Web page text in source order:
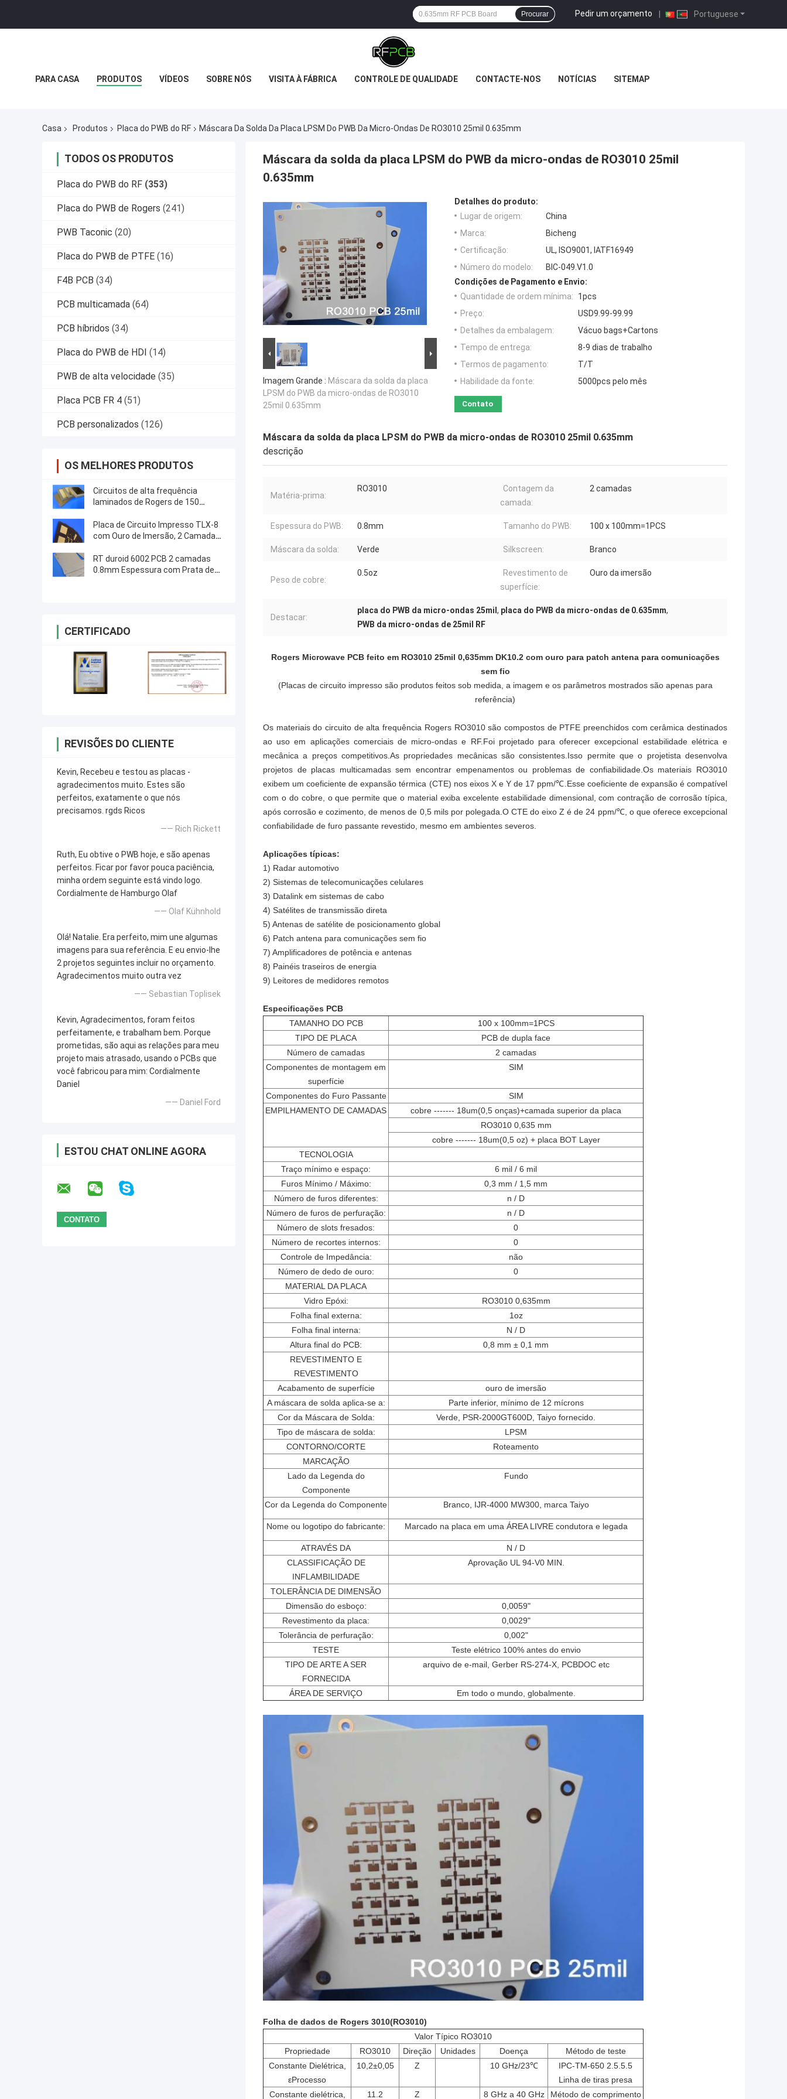
Portuguese
Pedir um orçamento |
Procurar
PARA CASA PRODUTOS VÍDEOS SOBRE NÓS VISITA À FÁBRICA CONTROLE DE QUALIDADE CONTACTE-NOS NOTÍCIAS SITEMAP
Casa Produtos Placa do PWB do RF Máscara Da Solda Da Placa LPSM Do PWB Da Micro-Ondas De RO3010 25mil 0.635mm
TODOS OS PRODUTOS
Placa do PWB do RF (353)
Placa do PWB de Rogers (241)
PWB Taconic (20)
Placa do PWB de PTFE (16)
F4B PCB (34)
PCB multicamada (64)
PCB híbridos (34)
Placa do PWB de HDI (14)
PWB de alta velocidade (35)
Placa PCB FR 4 (51)
PCB personalizados (126)
OS MELHORES PRODUTOS
Circuitos de alta frequência
laminados de Rogers de 150
Placa de Circuito Impresso TLX-8
com Ouro de Imersão, 2 Camadas,
RT duroid 6002 PCB 2 camadas
0.8mm Espessura com Prata de
CERTIFICADO
REVISÕES DO CLIENTE
Kevin, Recebeu e testou as placas -
agradecimentos muito. Estes são
perfeitos, exatamente o que nós
precisamos. rgds Ricos
—— Rich Rickett
Ruth, Eu obtive o PWB hoje, e são apenas
perfeitos. Ficar por favor pouca paciência,
minha ordem seguinte está vindo logo.
Cordialmente de Hamburgo Olaf
—— Olaf Kühnhold
Olá! Natalie. Era perfeito, mim une algumas
imagens para sua referência. E eu envio-lhe
2 projetos seguintes incluir no orçamento.
Agradecimentos muito outra vez
—— Sebastian Toplisek
Kevin, Agradecimentos, foram feitos
perfeitamente, e trabalham bem. Porque
prometidas, são aqui as relações para meu
projeto mais atrasado, usando o PCBs que
você fabricou para mim: Cordialmente
Daniel
—— Daniel Ford
ESTOU CHAT ONLINE AGORA
Máscara da solda da placa LPSM do PWB da micro-ondas de RO3010 25mil
0.635mm
Imagem Grande : Máscara da solda da placa
LPSM do PWB da micro-ondas de RO3010
25mil 0.635mm
Detalhes do produto:
Lugar de origem:
China
Marca:
Bicheng
Certificação:
UL, ISO9001, IATF16949
Número do modelo:
BIC-049.V1.0
Condições de Pagamento e Envio:
Quantidade de ordem mínima:
1pcs
Preço:
USD9.99-99.99
Detalhes da embalagem:
Vácuo bags+Cartons
Tempo de entrega:
8-9 dias de trabalho
Termos de pagamento:
T/T
Habilidade da fonte:
5000pcs pelo mês
Contato
Máscara da solda da placa LPSM do PWB da micro-ondas de RO3010 25mil 0.635mm
descrição
Matéria-prima:
RO3010
Contagem da
camada:
2 camadas
Espessura do PWB: 0.8mm Tamanho do PWB: 100 x 100mm=1PCS
Máscara da solda: Verde Silkscreen: Branco
Peso de cobre:
0.5oz
Revestimento de
superfície:
Ouro da imersão
Destacar:
placa do PWB da micro-ondas 25mil , placa do PWB da micro-ondas de 0.635mm,
PWB da micro-ondas de 25mil RF
Rogers Microwave PCB feito em RO3010 25mil 0,635mm DK10.2 com ouro para patch antena para comunicações
sem fio
(Placas de circuito impresso são produtos feitos sob medida, a imagem e os parâmetros mostrados são apenas para
referência)
Os materiais do circuito de alta frequência Rogers RO3010 são compostos de PTFE preenchidos com cerâmica destinados
ao uso em aplicações comerciais de micro-ondas e RF.Foi projetado para oferecer excepcional estabilidade elétrica e
mecânica a preços competitivos.As propriedades mecânicas são consistentes.Isso permite que o projetista desenvolva
projetos de placas multicamadas sem encontrar empenamentos ou problemas de confiabilidade.Os materiais RO3010
exibem um coeficiente de expansão térmica (CTE) nos eixos X e Y de 17 ppm/℃.Esse coeficiente de expansão é compatível
com o do cobre, o que permite que o material exiba excelente estabilidade dimensional, com contração de corrosão típica,
após corrosão e cozimento, de menos de 0,5 mils por polegada.O CTE do eixo Z é de 24 ppm/℃, o que oferece excepcional
confiabilidade de furo passante revestido, mesmo em ambientes severos.
Aplicações típicas:
1) Radar automotivo
2) Sistemas de telecomunicações celulares
3) Datalink em sistemas de cabo
4) Satélites de transmissão direta
5) Antenas de satélite de posicionamento global
6) Patch antena para comunicações sem fio
7) Amplificadores de potência e antenas
8) Painéis traseiros de energia
9) Leitores de medidores remotos
Especificações PCB
TAMANHO DO PCB
100 x 100mm=1PCS
TIPO DE PLACA
PCB de dupla face
Número de camadas
2 camadas
Componentes de montagem em
superfície
SIM
Componentes do Furo Passante
SIM
EMPILHAMENTO DE CAMADAS
cobre ------- 18um(0,5 onças)+camada superior da placa
RO3010 0,635 mm
cobre ------- 18um(0,5 oz) + placa BOT Layer
TECNOLOGIA
Traço mínimo e espaço:
6 mil / 6 mil
Furos Mínimo / Máximo:
0,3 mm / 1,5 mm
Número de furos diferentes:
n / D
Número de furos de perfuração:
n / D
Número de slots fresados:
0
Número de recortes internos:
0
Controle de Impedância:
não
Número de dedo de ouro:
0
MATERIAL DA PLACA
Vidro Epóxi:
RO3010 0,635mm
Folha final externa:
1oz
Folha final interna:
N / D
Altura final do PCB:
0,8 mm ± 0,1 mm
REVESTIMENTO E
REVESTIMENTO
Acabamento de superfície
ouro de imersão
A máscara de solda aplica-se a:
Parte inferior, mínimo de 12 mícrons
Cor da Máscara de Solda:
Verde, PSR-2000GT600D, Taiyo fornecido.
Tipo de máscara de solda:
LPSM
CONTORNO/CORTE
Roteamento
MARCAÇÃO
Lado da Legenda do
Componente
Fundo
Cor da Legenda do Componente Branco, IJR-4000 MW300, marca Taiyo
Nome ou logotipo do fabricante: Marcado na placa em uma ÁREA LIVRE condutora e legada
ATRAVÉS DA
N / D
CLASSIFICAÇÃO DE
INFLAMBILIDADE
Aprovação UL 94-V0 MIN.
TOLERÂNCIA DE DIMENSÃO
Dimensão do esboço:
0,0059"
Revestimento da placa:
0,0029"
Tolerância de perfuração:
0,002"
TESTE
Teste elétrico 100% antes do envio
TIPO DE ARTE A SER
FORNECIDA
arquivo de e-mail, Gerber RS-274-X, PCBDOC etc
ÁREA DE SERVIÇO Em todo o mundo, globalmente.
Folha de dados de Rogers 3010(RO3010)
Valor Típico RO3010
Propriedade
RO3010 Direção Unidades Doença
Método de teste
Constante Dielétrica,
εProcesso
10,2±0,05 Z 10 GHz/23℃
IPC-TM-650 2.5.5.5
Linha de tiras presa
Constante dielétrica,
11.2 Z 8 GHz a 40 GHz Método de comprimento